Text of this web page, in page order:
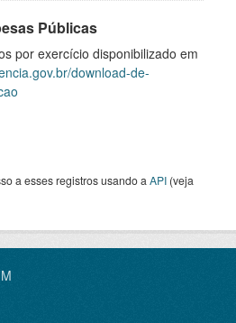
Públicas
por exercício disponibilizado em
download-de-
a esses registros usando a API (veja